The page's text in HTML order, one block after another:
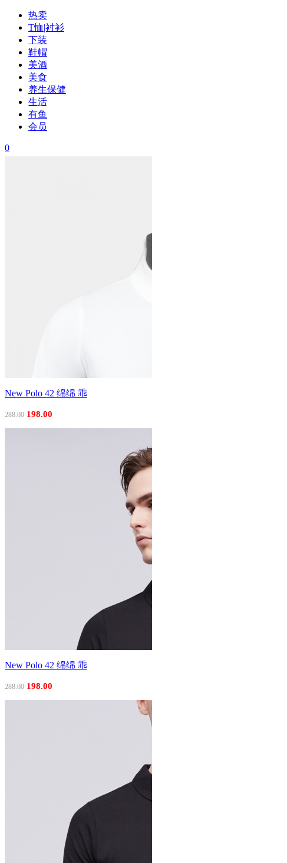
热卖
T恤|衬衫
下装
鞋帽
美酒
美食
养生保健
生活
有鱼
会员
0
New Polo 42 绵绵 乖
288.00 198.00
New Polo 42 绵绵 乖
288.00 198.00